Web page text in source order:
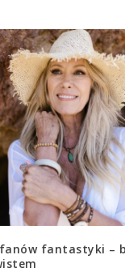
fantastyki –